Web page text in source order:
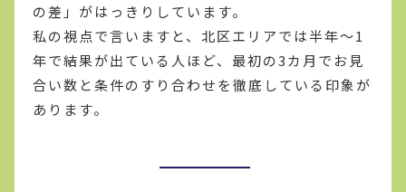
の差」がはっきりしています。
私の視点で言いますと、北区エリアでは半年〜1
年で結果が出ている人ほど、最初の3カ月でお見
合い数と条件のすり合わせを徹底している印象が
あります。